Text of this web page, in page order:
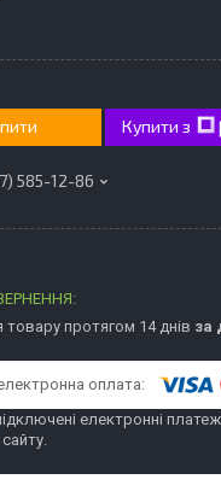
Купити з
585-12-86
товару протягом 14 днів за
електронні